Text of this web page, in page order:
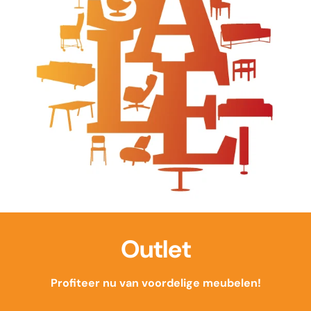
Outlet
Profiteer nu van voordelige meubelen!